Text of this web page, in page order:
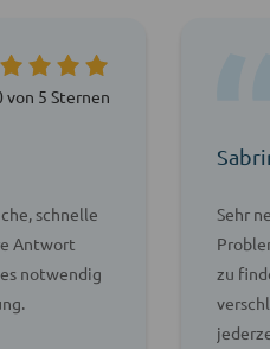
von 5 Sternen
schnelle
Antwort
notwendig
Sehr
zu